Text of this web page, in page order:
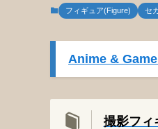
フィギュア(Figure) セ
Anime &
撮影フィ